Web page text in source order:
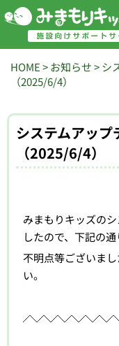
HOME>お知らせ>シ
（2025/6/4）
システムアップ
（2025/6/4）
みまもりキッズの
したので、下記の通
不明点等ございま
い。